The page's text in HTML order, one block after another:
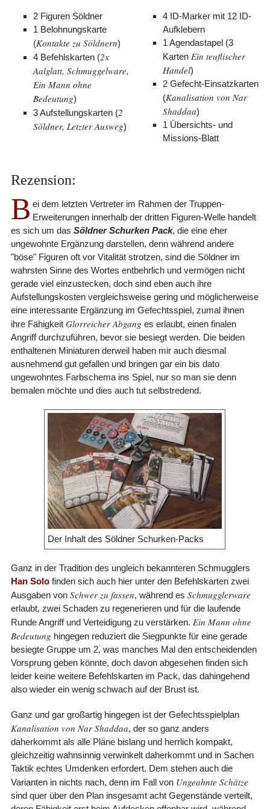
2 Figuren Söldner
1 Belohnungskarte
(Kontakte zu Söldnern)
4 Befehlskarten (2x
Aalglatt, Schmuggelware,
Ein Mann ohne
Bedeutung)
3 Aufstellungskarten (2
Söldner, Letzter Ausweg)
4 ID-Marker mit 12 ID-
Aufklebern
1 Agendastapel (3
Karten Ein teuflischer
Handel)
2 Gefecht-Einsatzkarten
(Kanalisation von Nar
Shaddaa)
1 Übersichts- und
Missions-Blatt
Rezension:
B ei dem letzten Vertreter im Rahmen der Truppen-
Erweiterungen innerhalb der dritten Figuren-Welle handelt
es sich um das Söldner Schurken Pack, die eine eher
ungewohnte Ergänzung darstellen, denn während andere
"böse" Figuren oft vor Vitalität strotzen, sind die Söldner im
wahrsten Sinne des Wortes entbehrlich und vermögen nicht
gerade viel einzustecken, doch sind eben auch ihre
Aufstellungskosten vergleichsweise gering und möglicherweise
eine interessante Ergänzung im Gefechtsspiel, zumal ihnen
ihre Fähigkeit Glorreicher Abgang es erlaubt, einen finalen
Angriff durchzuführen, bevor sie besiegt werden. Die beiden
enthaltenen Miniaturen derweil haben mir auch diesmal
ausnehmend gut gefallen und bringen gar ein bis dato
ungewohntes Farbschema ins Spiel, nur so man sie denn
bemalen möchte und dies auch tut selbstredend.
Der Inhalt des Söldner Schurken-Packs
Ganz in der Tradition des ungleich bekannteren Schmugglers
Han Solofinden sich auch hier unter den Befehlskarten zwei
Ausgaben von Schwer zu fassen, während es Schmugglerware
erlaubt, zwei Schaden zu regenerieren und für die laufende
Runde Angriff und Verteidigung zu verstärken. Ein Mann ohne
Bedeutung hingegen reduziert die Siegpunkte für eine gerade
besiegte Gruppe um 2, was manches Mal den entscheidenden
Vorsprung geben könnte, doch davon abgesehen finden sich
leider keine weitere Befehlskarten im Pack, das dahingehend
also wieder ein wenig schwach auf der Brust ist.
Ganz und gar großartig hingegen ist der Gefechtsspielplan
Kanalisation von Nar Shaddaa, der so ganz anders
daherkommt als alle Pläne bislang und herrlich kompakt,
gleichzeitig wahnsinnig verwinkelt daherkommt und in Sachen
Taktik echtes Umdenken erfordert. Dem stehen auch die
Varianten in nichts nach, denn im Fall von Ungeahnte Schätze
sind quer über den Plan insgesamt acht Gegenstände verteilt,